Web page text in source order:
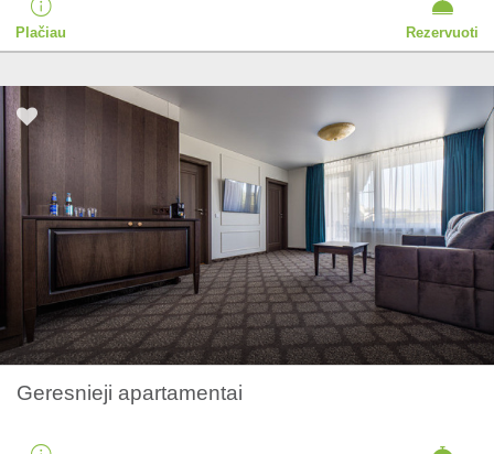
Plačiau Rezervuoti
Geresnieji apartamentai